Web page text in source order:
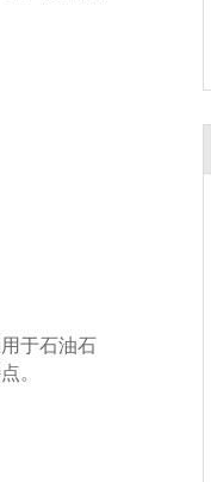
于石油石
。